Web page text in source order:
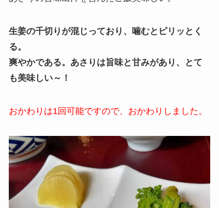
生姜の千切りが混じっており、噛むとピリッとく
る。
爽やかである。あさりは旨味と甘みがあり、とて
も美味しい～！
おかわりは1回可能ですので、おかわりしました。